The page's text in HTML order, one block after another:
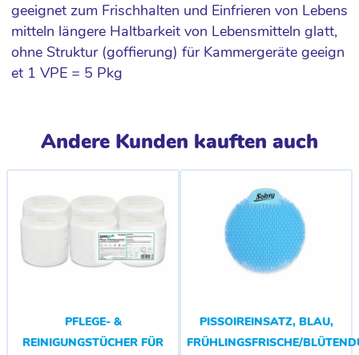
geeignet zum Frischhalten und Einfrieren von Lebens
mitteln längere Haltbarkeit von Lebensmitteln glatt,
ohne Struktur (goffierung) für Kammergeräte geeign
et 1 VPE = 5 Pkg
Andere Kunden kauften auch
PFLEGE- &
REINIGUNGSTÜCHER FÜR
PISSOIREINSATZ, BLAU,
FRÜHLINGSFRISCHE/